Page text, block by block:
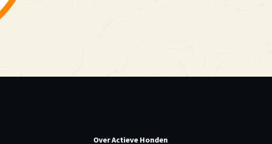
Over Actieve Honden